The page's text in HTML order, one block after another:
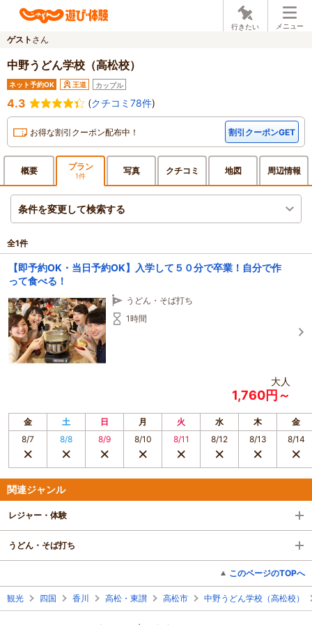
行きたい メニュー
ゲスト さん
中野うどん学校（高松校）
ネット予約OK 王道 カップル
4.3 (クチコミ78件)
お得な割引クーポン配布中！ 割引クーポンGET
概要 プラン
1件 写真 クチコミ 地図 周辺情報
条件を変更して検索する
全1件
【即予約OK・当日予約OK】入学して５０分で卒業！自分で作
って食べる！
うどん・そば打ち
1時間
大人
1,760円～
金 土 日 月 火 水 木
金
8/7
8/8 8/9 8/10 8/11 8/12 8/13 8/14
関連ジャンル
レジャー・体験
うどん・そば打ち
このページのTOPへ
観光 四国 香川 高松・東讃 高松市 中野うどん学校（高松校）